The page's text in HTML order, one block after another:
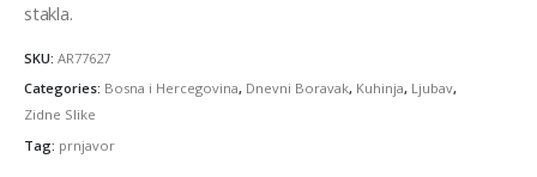
stakla.
SKU: AR77627
Categories: Bosna i Hercegovina, Dnevni Boravak, Kuhinja, Ljubav,
Zidne Slike
Tag: prnjavor